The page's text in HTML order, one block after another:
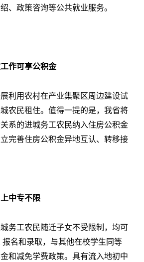
、政策咨询等公共就业服务。
作可享公积金
利用农村在产业集聚区周边建设试
农民租住。值得一提的是，我省将
系的进城务工农民纳入住房公积金
完善住房公积金异地互认、转移接
中专不限
务工农民随迁子女不受限制，均可
名和录取，与其他在校学生同等
和减免学费政策。具有流入地初中